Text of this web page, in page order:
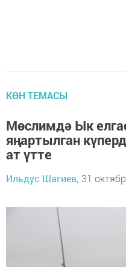
КӨН ТЕМАСЫ
Мөслимдә Ык
яңартылган
ат үтте
Ильдус Шагиев, 31